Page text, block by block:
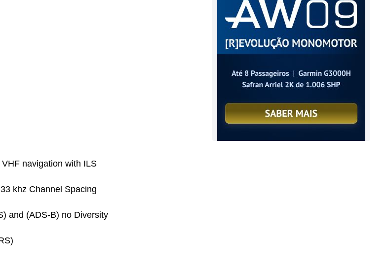
navigation with ILS
khz Channel Spacing
and (ADS-B) no Diversity